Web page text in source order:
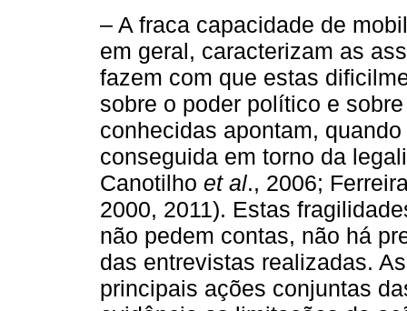
– A fraca capacidade de
em geral, caracterizam as
fazem com que estas
sobre o poder político e
conhecidas apontam,
conseguida em torno da
Canotilho et al., 2006;
2000, 2011). Estas
não pedem contas, não há
das entrevistas realizadas.
principais ações conjuntas